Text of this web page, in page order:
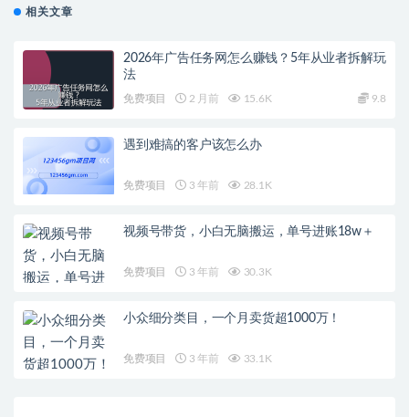
相关文章
2026年广告任务网怎么赚钱？5年从业者拆解玩
法
免费项目 2 月前 15.6K 9.8
遇到难搞的客户该怎么办
免费项目 3 年前 28.1K
视频号带货，小白无脑搬运，单号进账18w＋
免费项目 3 年前 30.3K
小众细分类目，一个月卖货超1000万！
免费项目 3 年前 33.1K